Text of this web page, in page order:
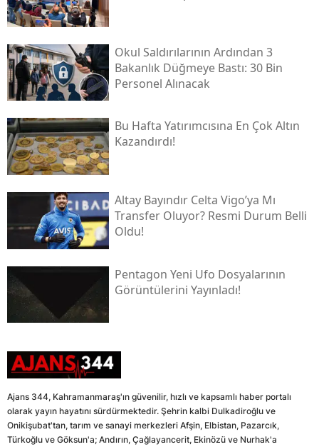
Okul Saldırılarının Ardından 3
Bakanlık Düğmeye Bastı: 30 Bin
Personel Alınacak
Bu Hafta Yatırımcısına En Çok Altın
Kazandırdı!
Altay Bayındır Celta Vigo’ya Mı
Transfer Oluyor? Resmi Durum Belli
Oldu!
Pentagon Yeni Ufo Dosyalarının
Görüntülerini Yayınladı!
Ajans 344, Kahramanmaraş'ın güvenilir, hızlı ve kapsamlı haber portalı
olarak yayın hayatını sürdürmektedir. Şehrin kalbi Dulkadiroğlu ve
Onikişubat'tan, tarım ve sanayi merkezleri Afşin, Elbistan, Pazarcık,
Türkoğlu ve Göksun'a; Andırın, Çağlayancerit, Ekinözü ve Nurhak'a